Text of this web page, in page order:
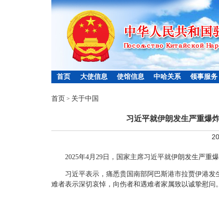
首页 大使信息 使馆信息 中哈关系 领事服务
首页 > 关于中国
习近平就伊朗发生严重爆
2025年4月29日，国家主席习近平就伊朗发生严重
习近平表示，痛悉贵国南部阿巴斯港市拉贾伊港
难者表示深切哀悼，向伤者和遇难者家属致以诚挚慰问